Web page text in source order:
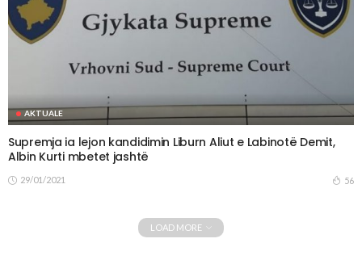
AKTUALE
Supremja ia lejon kandidimin Liburn Aliut e Labinotë Demit,
Albin Kurti mbetet jashtë
29/01/2021 56
LOAD MORE